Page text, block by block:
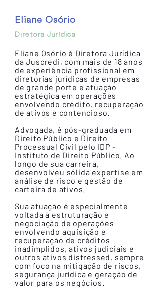
Eliane Osório
Diretora Jurídica
Eliane Osório é Diretora Jurídica
da Juscredi, com mais de 18 anos
de experiência profissional em
diretorias jurídicas de empresas
de grande porte e atuação
estratégica em operações
envolvendo crédito, recuperação
de ativos e contencioso.
Advogada, é pós-graduada em
Direito Público e Direito
Processual Civil pelo IDP -
Instituto de Direito Público. Ao
longo de sua carreira,
desenvolveu sólida expertise em
análise de risco e gestão de
carteira de ativos.
Sua atuação é especialmente
voltada à estruturação e
negociação de operações
envolvendo aquisição e
recuperação de créditos
inadimplidos, ativos judiciais e
outros ativos distressed, sempre
com foco na mitigação de riscos,
segurança jurídica e geração de
valor para os negócios.